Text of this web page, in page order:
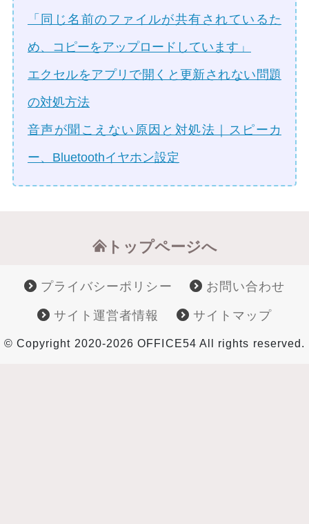
「同じ名前のファイルが共有されているた
め、コピーをアップロードしています」
エクセルをアプリで開くと更新されない問題
の対処方法
音声が聞こえない原因と対処法｜スピーカ
ー、Bluetoothイヤホン設定
トップページへ
プライバシーポリシー お問い合わせ
サイト運営者情報 サイトマップ
© Copyright 2020-2026 OFFICE54 All rights reserved.